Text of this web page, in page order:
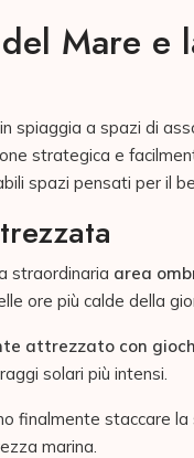
Mare e
spiaggia a spazi di
strategica e
spazi pensati per il
straordinaria area
ore più calde della
attrezzato con
solari più intensi.
finalmente staccare
marina.